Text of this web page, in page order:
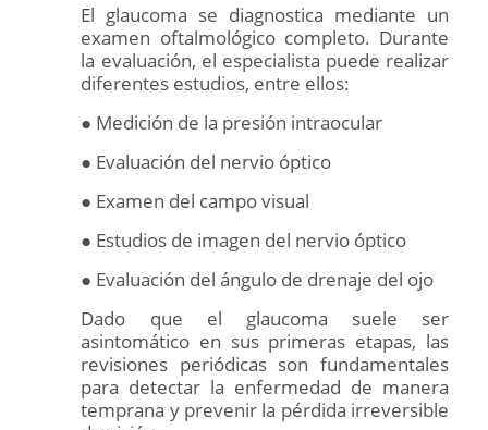
El glaucoma se diagnostica mediante un
examen oftalmológico completo. Durante
la evaluación, el especialista puede realizar
diferentes estudios, entre ellos:
● Medición de la presión intraocular
● Evaluación del nervio óptico
● Examen del campo visual
● Estudios de imagen del nervio óptico
● Evaluación del ángulo de drenaje del ojo
Dado que el glaucoma suele ser
asintomático en sus primeras etapas, las
revisiones periódicas son fundamentales
para detectar la enfermedad de manera
temprana y prevenir la pérdida irreversible